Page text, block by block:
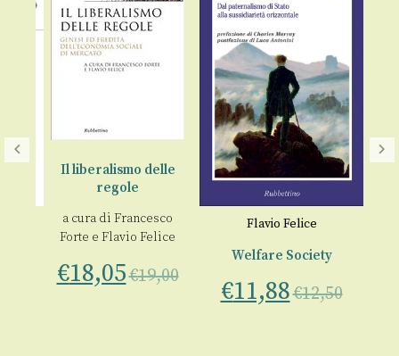
Il liberalismo delle
regole
a cura di Francesco
Forte e Flavio Felice
€18,05€19,00
Flavio Felice
Welfare Society
€11,88€12,50